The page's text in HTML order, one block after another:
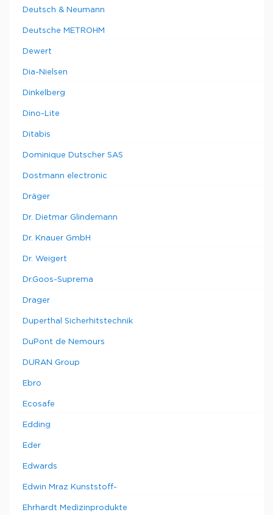
Deutsch & Neumann
Deutsche METROHM
Dewert
Dia-Nielsen
Dinkelberg
Dino-Lite
Ditabis
Dominique Dutscher SAS
Dostmann electronic
Dräger
Dr. Dietmar Glindemann
Dr. Knauer GmbH
Dr. Weigert
Dr.Goos-Suprema
Drager
Duperthal Sicherhitstechnik
DuPont de Nemours
DURAN Group
Ebro
Ecosafe
Edding
Eder
Edwards
Edwin Mraz Kunststoff-
Ehrhardt Medizinprodukte